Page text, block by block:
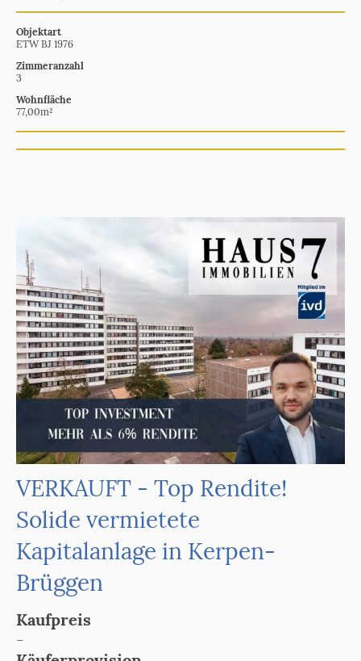
Objektart
ETW BJ 1976
Zimmeranzahl
3
Wohnfläche
77,00m²
VERKAUFT - Top Rendite!
Solide vermietete
Kapitalanlage in Kerpen-
Brüggen
Kaufpreis
-